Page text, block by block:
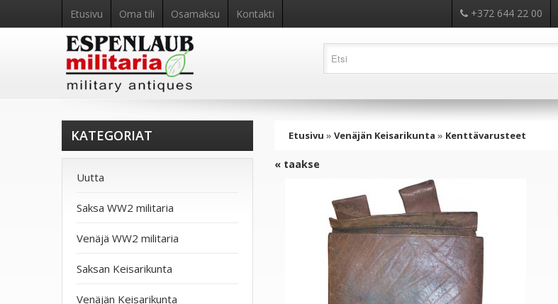
Etusivu Oma tili Osamaksu Kontakti +372 644 22 00
Etusivu » Venäjän Keisarikunta » Kenttävarusteet
« taakse
KATEGORIAT
Uutta
Saksa WW2 militaria
Venäjä WW2 militaria
Saksan Keisarikunta
Venäjän Keisarikunta